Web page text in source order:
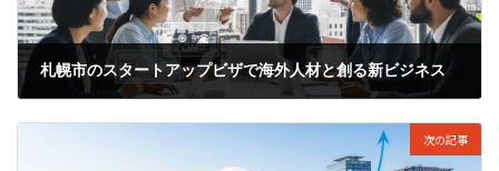
札幌市のスタートアップビザで海外人材と創る新ビジネス
次の記事